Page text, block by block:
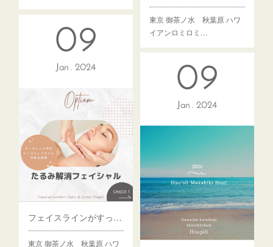
東京 御茶ノ水 秋葉原 ハワ
イアンロミロミ…
09
Jan 2024
フェイスラインがすっきり！たるみ解消フェイシャル
東京 御茶ノ水 秋葉原 ハワ
09
Jan 2024